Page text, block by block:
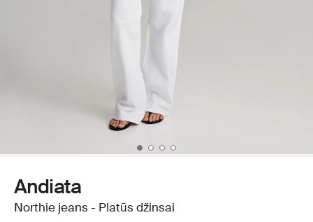
Andiata
Northie jeans - Platūs džinsai